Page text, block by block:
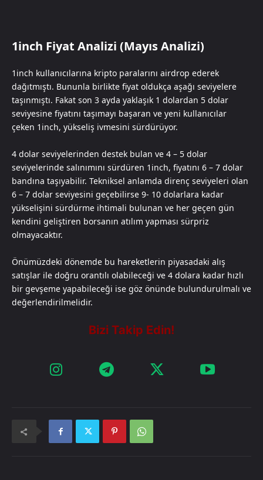
1inch Fiyat Analizi (Mayıs Analizi)
1inch kullanıcılarına kripto paralarını airdrop ederek
dağıtmıştı. Bununla birlikte fiyat oldukça aşağı seviyelere
taşınmıştı. Fakat son 3 ayda yaklaşık 1 dolardan 5 dolar
seviyesine fiyatını taşımayı başaran ve yeni kullanıcılar
çeken 1inch, yükseliş ivmesini sürdürüyor.
4 dolar seviyelerinden destek bulan ve 4 – 5 dolar
seviyelerinde salınımını sürdüren 1inch, fiyatını 6 – 7 dolar
bandına taşıyabilir. Tekniksel anlamda direnç seviyeleri olan
6 – 7 dolar seviyesini geçebilirse 9- 10 dolarlara kadar
yükselişini sürdürme ihtimali bulunan ve her geçen gün
kendini geliştiren borsanın atılım yapması sürpriz
olmayacaktır.
Önümüzdeki dönemde bu hareketlerin piyasadaki alış
satışlar ile doğru orantılı olabileceği ve 4 dolara kadar hızlı
bir gevşeme yapabileceği ise göz önünde bulundurulmalı ve
değerlendirilmelidir.